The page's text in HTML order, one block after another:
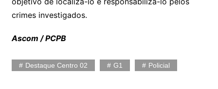
crimes investigados.
Ascom / PCPB
Destaque Centro 02 G1 Policial